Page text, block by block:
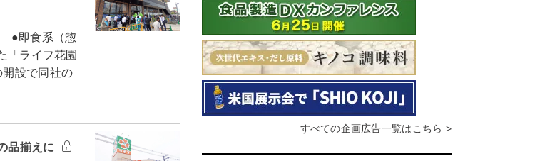
●即食系（惣
「ライフ花園
設で同社の
品揃えに
すべての企画広告一覧はこちら >